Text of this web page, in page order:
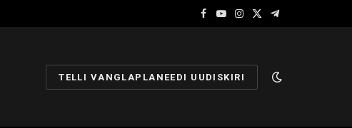
Facebook
YouTube
Instagram
X
Telegram
TELLI VANGLAPLANEEDI UUDISKIRI